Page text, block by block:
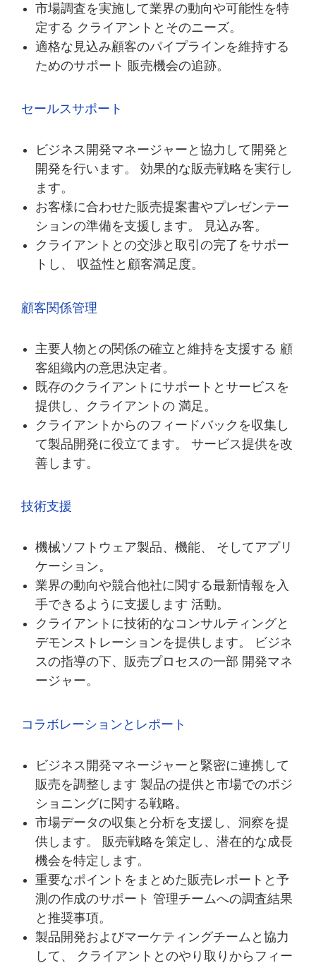
市場調査を実施して業界の動向や可能性を特
定する クライアントとそのニーズ。
適格な見込み顧客のパイプラインを維持する
ためのサポート 販売機会の追跡。
セールスサポート
ビジネス開発マネージャーと協力して開発と
開発を行います。 効果的な販売戦略を実行し
ます。
お客様に合わせた販売提案書やプレゼンテー
ションの準備を支援します。 見込み客。
クライアントとの交渉と取引の完了をサポー
トし、 収益性と顧客満足度。
顧客関係管理
主要人物との関係の確立と維持を支援する 顧
客組織内の意思決定者。
既存のクライアントにサポートとサービスを
提供し、クライアントの 満足。
クライアントからのフィードバックを収集し
て製品開発に役立てます。 サービス提供を改
善します。
技術支援
機械ソフトウェア製品、機能、 そしてアプリ
ケーション。
業界の動向や競合他社に関する最新情報を入
手できるように支援します 活動。
クライアントに技術的なコンサルティングと
デモンストレーションを提供します。 ビジネ
スの指導の下、販売プロセスの一部 開発マネ
ージャー。
コラボレーションとレポート
ビジネス開発マネージャーと緊密に連携して
販売を調整します 製品の提供と市場でのポジ
ショニングに関する戦略。
市場データの収集と分析を支援し、洞察を提
供します。 販売戦略を策定し、潜在的な成長
機会を特定します。
重要なポイントをまとめた販売レポートと予
測の作成のサポート 管理チームへの調査結果
と推奨事項。
製品開発およびマーケティングチームと協力
して、 クライアントとのやり取りからフィー